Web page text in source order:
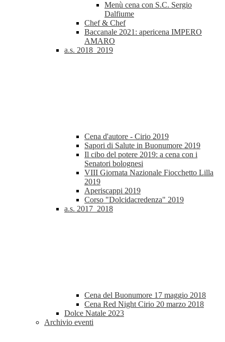
Menù cena con S.C. Sergio
Dalfiume
Chef & Chef
Baccanale 2021: apericena IMPERO
AMARO
a.s. 2018_2019
Cena d'autore - Cirio 2019
Sapori di Salute in Buonumore 2019
Il cibo del potere 2019: a cena con i
Senatori bolognesi
VIII Giornata Nazionale Fiocchetto Lilla
2019
Aperiscappi 2019
Corso "Dolcidacredenza" 2019
a.s. 2017_2018
Cena del Buonumore 17 maggio 2018
Cena Red Night Cirio 20 marzo 2018
Dolce Natale 2023
Archivio eventi